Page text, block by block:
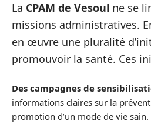
La CPAM de Vesoul ne se
missions administratives.
en œuvre une pluralité
promouvoir la santé. Ces
Des campagnes de
informations claires sur la
promotion d’un mode de vie sain.